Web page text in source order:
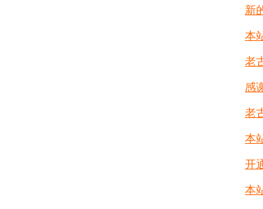
新
本
老
感
老
本
开
本